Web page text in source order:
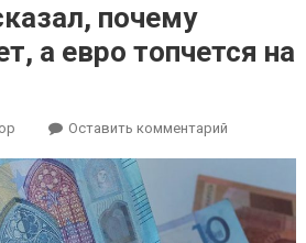
почему
а евро топчется на
Оставить комментарийк
рассказал,
почему
доллар